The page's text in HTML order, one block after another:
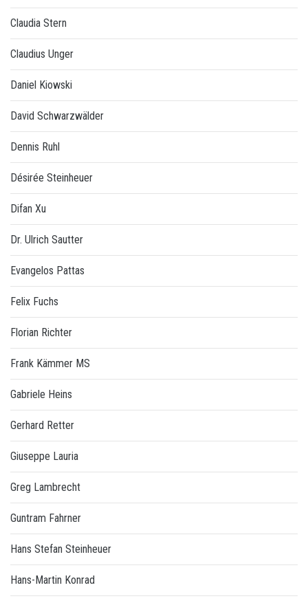
Claudia Stern
Claudius Unger
Daniel Kiowski
David Schwarzwälder
Dennis Ruhl
Désirée Steinheuer
Difan Xu
Dr. Ulrich Sautter
Evangelos Pattas
Felix Fuchs
Florian Richter
Frank Kämmer MS
Gabriele Heins
Gerhard Retter
Giuseppe Lauria
Greg Lambrecht
Guntram Fahrner
Hans Stefan Steinheuer
Hans-Martin Konrad